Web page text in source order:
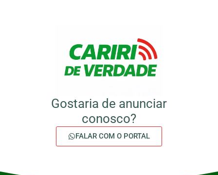
Gostaria de anunciar
conosco?
FALAR COM O PORTAL